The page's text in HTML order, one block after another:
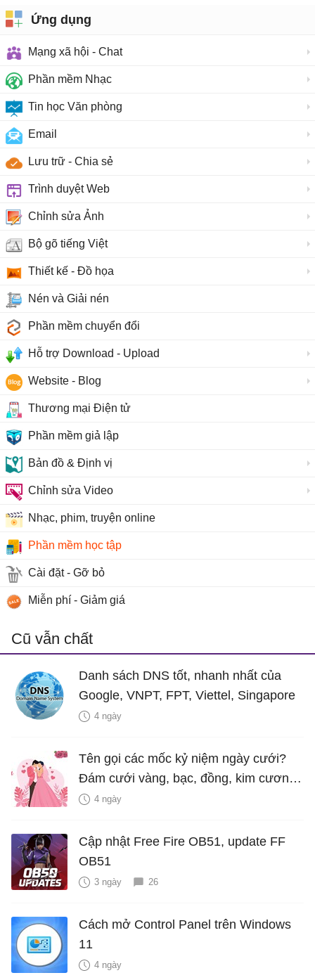
Ứng dụng
Mạng xã hội - Chat
Phần mềm Nhạc
Tin học Văn phòng
Email
Lưu trữ - Chia sẻ
Trình duyệt Web
Chỉnh sửa Ảnh
Bộ gõ tiếng Việt
Thiết kế - Đồ họa
Nén và Giải nén
Phần mềm chuyển đổi
Hỗ trợ Download - Upload
Website - Blog
Thương mại Điện tử
Phần mềm giả lập
Bản đồ & Định vị
Chỉnh sửa Video
Nhạc, phim, truyện online
Phần mềm học tập
Cài đặt - Gỡ bỏ
Miễn phí - Giảm giá
Cũ vẫn chất
Danh sách DNS tốt, nhanh nhất của
Google, VNPT, FPT, Viettel, Singapore
4 ngày
Tên gọi các mốc kỷ niệm ngày cưới?
Đám cưới vàng, bạc, đồng, kim cương
là bao nhiêu năm?
4 ngày
Cập nhật Free Fire OB51, update FF
OB51
3 ngày 26
Cách mở Control Panel trên Windows
11
4 ngày